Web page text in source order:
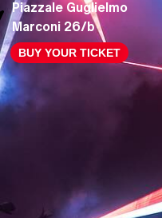
Piazzale Guglielmo
Marconi 26/b
BUY YOUR TICKET